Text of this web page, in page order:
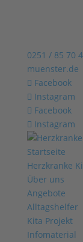
0251 / 85 70
muenster.de
Facebook
Instagram
Facebook
Instagram
Startseite
Herzkranke
Über uns
Angebote
Alltagshelfer
Kita Projekt
Infomaterial